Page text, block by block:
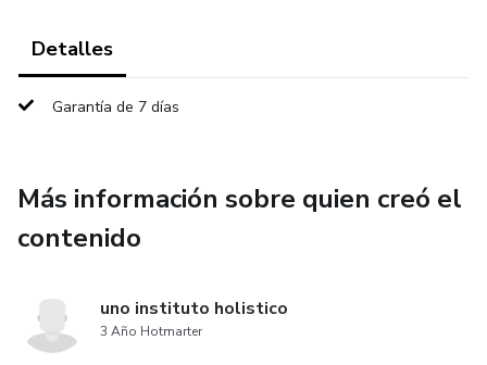
Detalles
Garantía de 7 días
Más información sobre quien creó el
contenido
uno instituto holistico
3 Año Hotmarter